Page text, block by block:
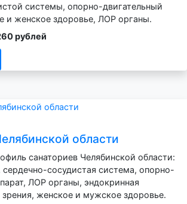
системы, опорно-двигательный
и женское здоровье, ЛОР органы.
рублей
области
санаториев Челябинской области:
сосудистая система, опорно-
ЛОР органы, эндокринная
женское и мужское здоровье.